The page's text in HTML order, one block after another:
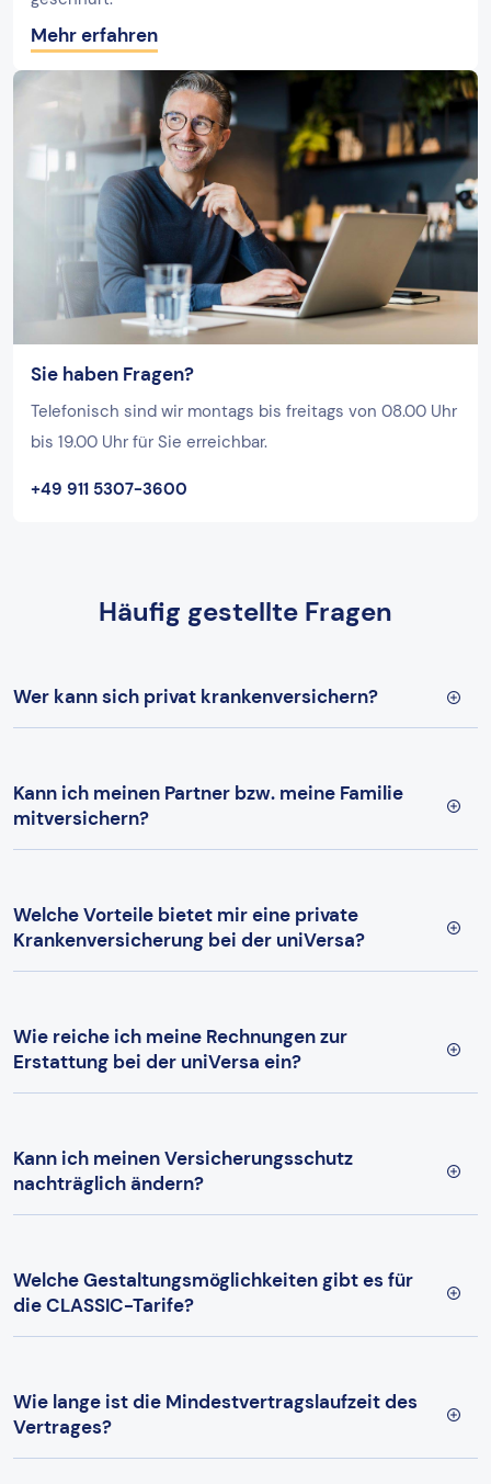
Mehr erfahren
Sie haben Fragen?
Telefonisch sind wir montags bis freitags von 08.00 Uhr
bis 19.00 Uhr für Sie erreichbar.
+49 911 5307-3600
Häufig gestellte Fragen
Wer kann sich privat krankenversichern?
Kann ich meinen Partner bzw. meine Familie
mitversichern?
Welche Vorteile bietet mir eine private
Krankenversicherung bei der uniVersa?
Wie reiche ich meine Rechnungen zur
Erstattung bei der uniVersa ein?
Kann ich meinen Versicherungsschutz
nachträglich ändern?
Welche Gestaltungsmöglichkeiten gibt es für
die CLASSIC-Tarife?
Wie lange ist die Mindestvertragslaufzeit des
Vertrages?